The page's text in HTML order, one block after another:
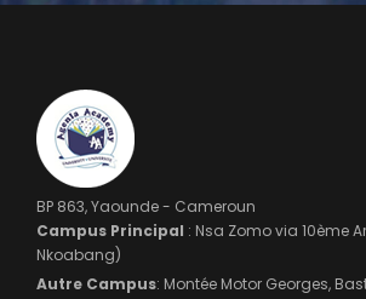
BP 863, Yaounde - Cameroun
Campus Principal : Nsa Zomo via 10ème
Nkoabang)
Autre Campus: Montée Motor Georges,